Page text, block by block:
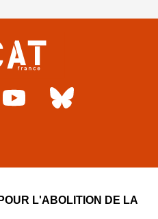
L'ABOLITION DE LA